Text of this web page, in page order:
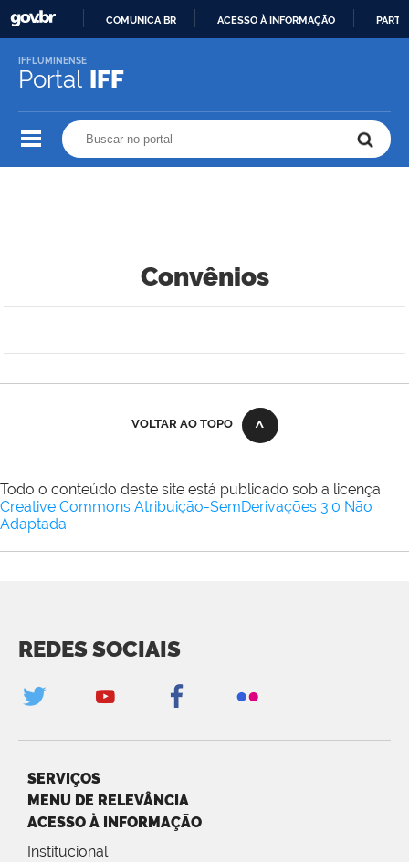
COMUNICA BR ACESSO À INFORMAÇÃO
Portal IFF
IFFLUMINENSE
Convênios
VOLTAR AO TOPO
Todo o conteúdo deste site está publicado sob a licença
Creative Commons Atribuição-SemDerivações 3.0 Não
Adaptada.
REDES SOCIAIS
SERVIÇOS
MENU DE RELEVÂNCIA
ACESSO À INFORMAÇÃO
Institucional